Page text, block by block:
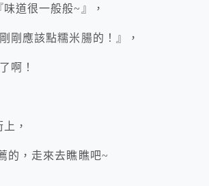
道很一般般~』，
剛應該點糯米腸的！』，
啊！
，
的，走來去瞧瞧吧~